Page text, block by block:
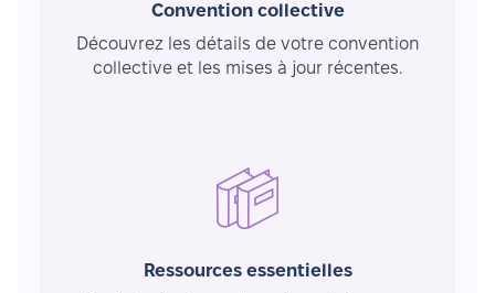
Convention collective
Découvrez les détails de votre convention
collective et les mises à jour récentes.
Ressources essentielles